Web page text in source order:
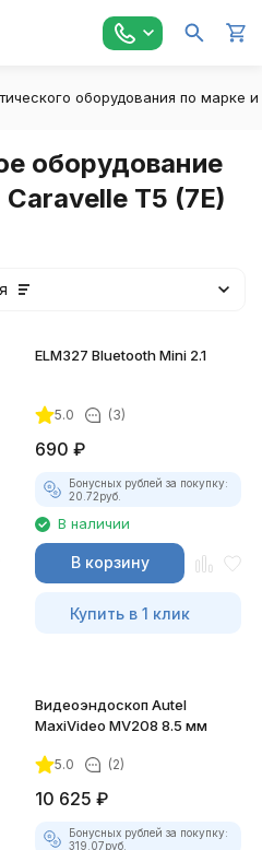
оборудования по марке
оборудование
T5 (7E)
ELM327 Bluetooth Mini 2.1
5.0 (3)
690 ₽
Бонусных рублей за покупку:
20.72руб.
В наличии
В корзину
Купить в 1 клик
Видеоэндоскоп Autel
MaxiVideo MV208 8.5 мм
5.0 (2)
10 625 ₽
Бонусных рублей за покупку:
319.07руб.